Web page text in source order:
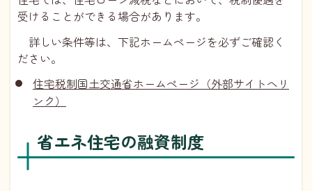
受けることができる場合があります。
詳しい条件等は、下記ホームページを必ずご確認く
ださい。
住宅税制国土交通省ホームページ（外部サイトへリ
ンク）
省エネ住宅の融資制度